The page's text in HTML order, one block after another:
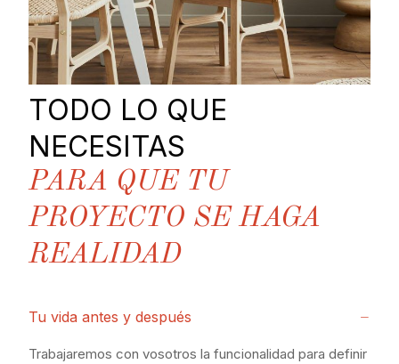
TODO LO QUE
NECESITAS
PARA QUE TU
PROYECTO SE HAGA
REALIDAD
Tu vida antes y después
Trabajaremos con vosotros la funcionalidad para definir